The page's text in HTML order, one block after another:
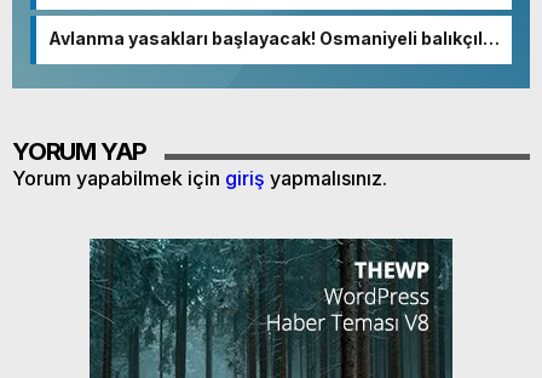
Avlanma yasakları başlayacak! Osmaniyeli balıkçılar
YORUM YAP
Yorum yapabilmek için giriş yapmalısınız.